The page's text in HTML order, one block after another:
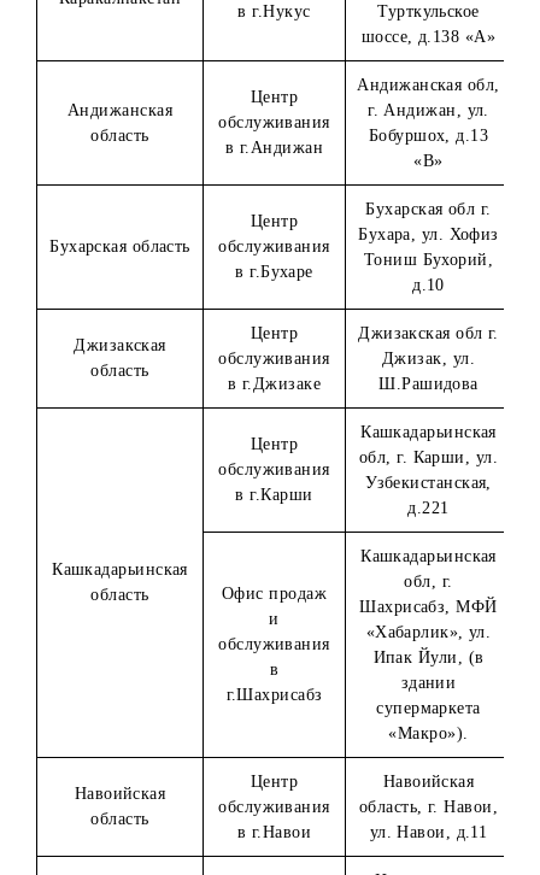
Победителя денежного выигрыша с удержанием
Сведения о близких родственниках.
Претенденту (победителю Конкурса) необходимо
предоставить информацию о своих близких
дети, в том числе усыновленные (удочеренные), а также
родители, кровные и сводные братья и сестры супругов),
путём заполнения соответствующей формы.
В случае выявления родства претендента (победителя
Конкурса) с лицами, имеющими трудовые отношения с
Организатором или его уполномоченными дилерами,
заключившими с Организатором или его
уполномоченными дилерами договора ГПХ, а также в
случае выявления факта предоставления недостоверной
информации Приз не выдается.
информации претендентом после вручения приза в
Конкурса, Организатор оставляет за собой право
всю сумму выигрыша и стоимость приза в судебном
Адреса собственных офисов
Регион
Наименование
ЦО
Адрес
г.Ташкент,